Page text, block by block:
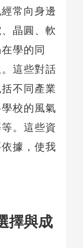
常向身邊
晶圓、軟
學的同
這些對話
不同產業
校的風氣
。這些資
據，使我
擇與成